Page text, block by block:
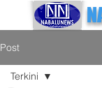
Post
Terkini